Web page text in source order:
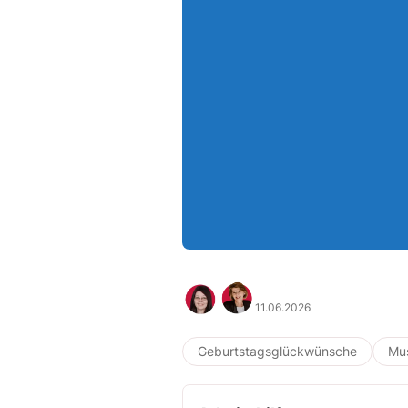
11.06.2026
Geburtstagsglückwünsche